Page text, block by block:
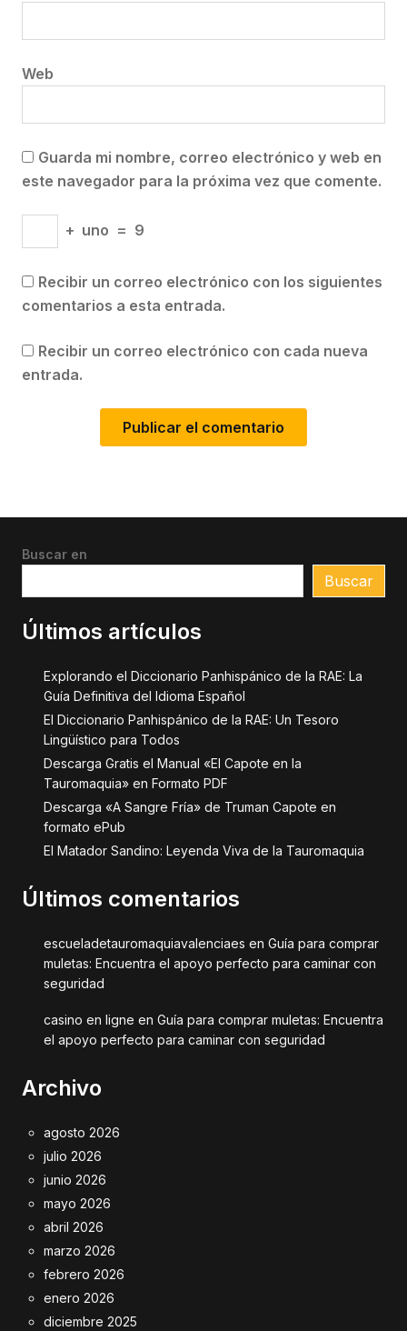
Web
Guarda mi nombre, correo electrónico y web en
este navegador para la próxima vez que comente.
+ uno = 9
Recibir un correo electrónico con los siguientes
comentarios a esta entrada.
Recibir un correo electrónico con cada nueva
entrada.
Buscar en
Buscar
Últimos artículos
Explorando el Diccionario Panhispánico de la RAE: La
Guía Definitiva del Idioma Español
El Diccionario Panhispánico de la RAE: Un Tesoro
Lingüístico para Todos
Descarga Gratis el Manual «El Capote en la
Tauromaquia» en Formato PDF
Descarga «A Sangre Fría» de Truman Capote en
formato ePub
El Matador Sandino: Leyenda Viva de la Tauromaquia
Últimos comentarios
escueladetauromaquiavalenciaes en Guía para comprar
muletas: Encuentra el apoyo perfecto para caminar con
seguridad
casino en ligne en Guía para comprar muletas: Encuentra
el apoyo perfecto para caminar con seguridad
Archivo
agosto 2026
julio 2026
junio 2026
mayo 2026
abril 2026
marzo 2026
febrero 2026
enero 2026
diciembre 2025